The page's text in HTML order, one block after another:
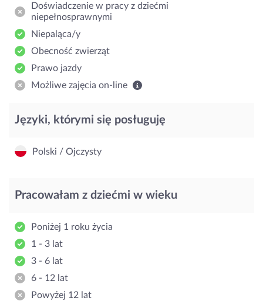
Doświadczenie w pracy z dziećmi
niepełnosprawnymi
Niepaląca/y
Obecność zwierząt
Prawo jazdy
Możliwe zajęcia on-line
Języki, którymi się posługuję
Polski / Ojczysty
Pracowałam z dziećmi w wieku
Poniżej 1 roku życia
1 - 3 lat
3 - 6 lat
6 - 12 lat
Powyżej 12 lat